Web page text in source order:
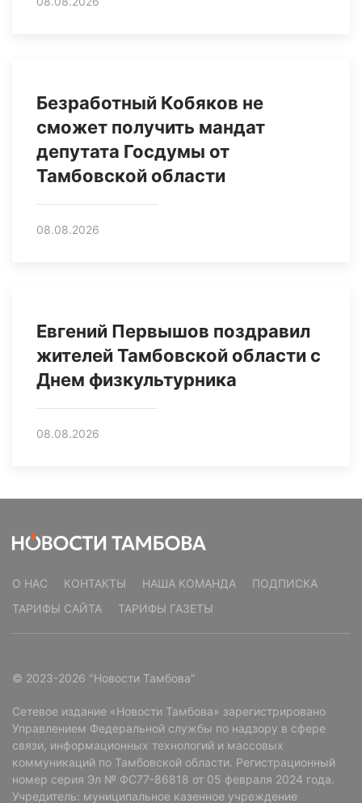
Безработный Кобяков не
сможет получить мандат
депутата Госдумы от
Тамбовской области
08.08.2026
Евгений Первышов поздравил
жителей Тамбовской области с
Днем физкультурника
08.08.2026
О НАС КОНТАКТЫ НАША КОМАНДА
ПОДПИСКА
ТАРИФЫ САЙТА
ТАРИФЫ ГАЗЕТЫ
© 2023-2026 "Новости Тамбова"
Сетевое издание «Новости Тамбова» зарегистрировано
Управлением Федеральной службы по надзору в сфере
связи, информационных технологий и массовых
коммуникаций по Тамбовской области. Регистрационный
номер серия Эл № ФС77-86818 от 05 февраля 2024 года.
Учредитель: муниципальное казенное учреждение